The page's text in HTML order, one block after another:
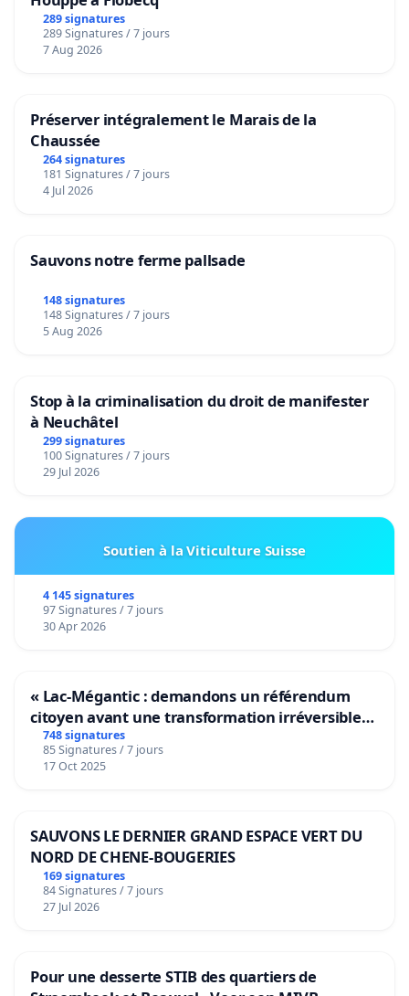
289 signatures
289 Signatures / 7 jours
7 Aug 2026
Préserver intégralement le Marais de la
Chaussée
264 signatures
181 Signatures / 7 jours
4 Jul 2026
Sauvons notre ferme pallsade
148 signatures
148 Signatures / 7 jours
5 Aug 2026
Stop à la criminalisation du droit de manifester
à Neuchâtel
299 signatures
100 Signatures / 7 jours
29 Jul 2026
Soutien à la Viticulture Suisse
4 145 signatures
97 Signatures / 7 jours
30 Apr 2026
« Lac-Mégantic : demandons un référendum
citoyen avant une transformation irréversible
de notre territoire »
748 signatures
85 Signatures / 7 jours
17 Oct 2025
SAUVONS LE DERNIER GRAND ESPACE VERT DU
NORD DE CHENE-BOUGERIES
169 signatures
84 Signatures / 7 jours
27 Jul 2026
Pour une desserte STIB des quartiers de